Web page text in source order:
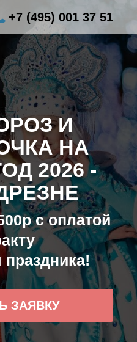
+7 (495) 001 37 51
И
НА
2026 -
с оплатой
ЗАЯВКУ